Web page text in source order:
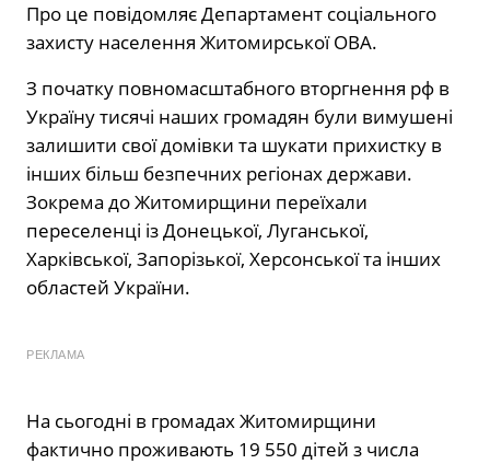
Про це повідомляє Департамент соціального
захисту населення Житомирської ОВА.
З початку повномасштабного вторгнення рф в
Україну тисячі наших громадян були вимушені
залишити свої домівки та шукати прихистку в
інших більш безпечних регіонах держави.
Зокрема до Житомирщини переїхали
переселенці із Донецької, Луганської,
Харківської, Запорізької, Херсонської та інших
областей України.
РЕКЛАМА
На сьогодні в громадах Житомирщини
фактично проживають 19 550 дітей з числа